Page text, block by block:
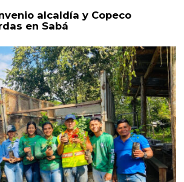
alcaldía y Copeco
en Sabá